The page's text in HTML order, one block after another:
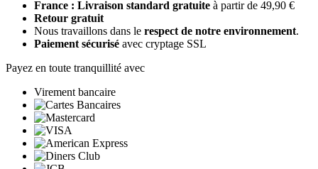
France : Livraison standard gratuite à partir de 49,90 €
Retour gratuit
Nous travaillons dans le respect de notre environnement.
Paiement sécurisé avec cryptage SSL
Payez en toute tranquillité avec
Virement bancaire